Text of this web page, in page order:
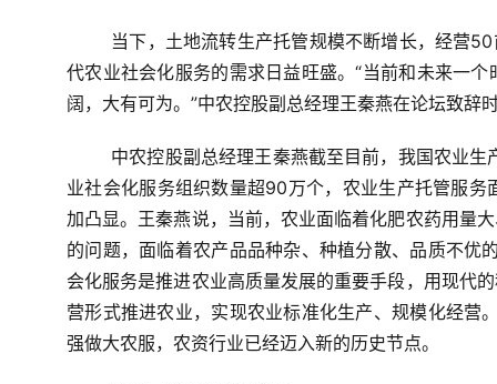
代农业社会化服务的需求日益旺盛。“当前和未来一
阔，大有可为。”中农控股副总经理王秦燕在论坛致辞
业社会化服务组织数量超90万个，农业生产托管服
加凸显。王秦燕说，当前，农业面临着化肥农药用量
的问题，面临着农产品品种杂、种植分散、品质不优
会化服务是推进农业高质量发展的重要手段，用现代
营形式推进农业，实现农业标准化生产、规模化经营
强做大农服，农资行业已经迈入新的历史节点。